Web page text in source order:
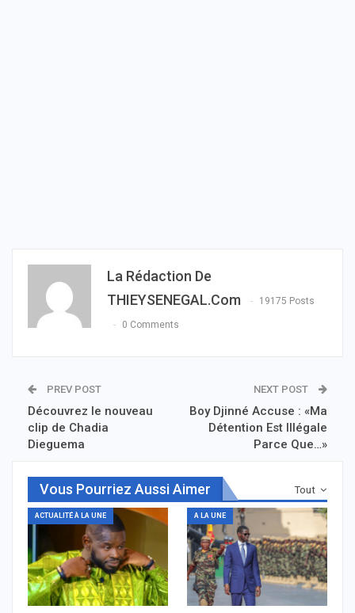
La Rédaction De
THIEYSENEGAL.com
19175 Posts
0 Comments
PREV POST
Découvrez le nouveau
clip de Chadia
Dieguema
NEXT POST
Boy Djinné Accuse : «Ma
Détention Est Illégale
Parce Que…»
Tout
Vous Pourriez Aussi Aimer
ACTUALITÉ À LA UNE A LA UNE